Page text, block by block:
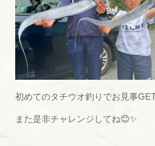
初めてのタチウオ釣りでお見事
また是非チャレンジしてね😊✨